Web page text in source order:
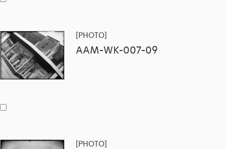
[PHOTO]
AAM-WK-007-09
[PHOTO]